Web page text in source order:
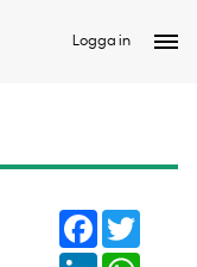
Logga in
Facebook